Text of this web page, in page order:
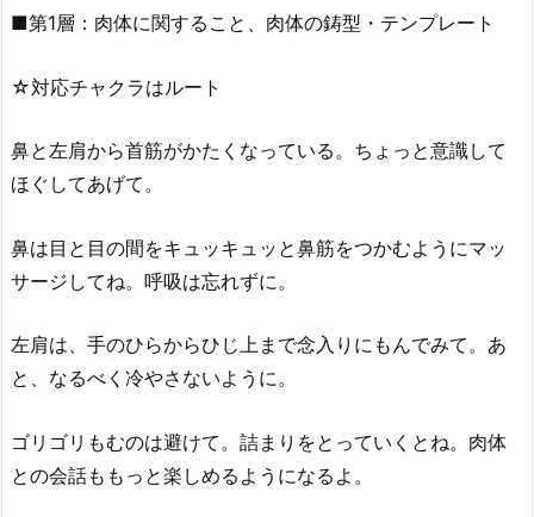
■第1層：肉体に関すること、肉体の鋳型・テンプレート
☆対応チャクラはルート
鼻と左肩から首筋がかたくなっている。ちょっと意識して
ほぐしてあげて。
鼻は目と目の間をキュッキュッと鼻筋をつかむようにマッ
サージしてね。呼吸は忘れずに。
左肩は、手のひらからひじ上まで念入りにもんでみて。あ
と、なるべく冷やさないように。
ゴリゴリもむのは避けて。詰まりをとっていくとね。肉体
との会話ももっと楽しめるようになるよ。